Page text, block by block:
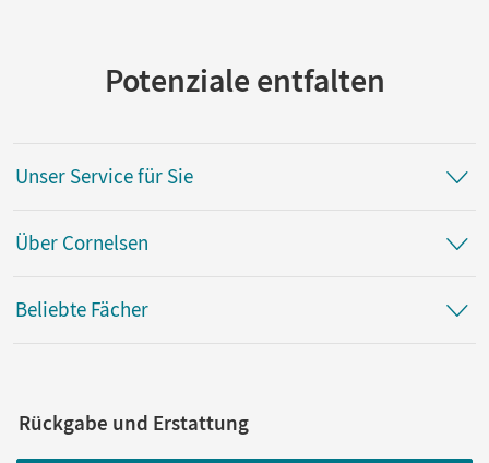
Potenziale entfalten
Unser Service für Sie
Über Cornelsen
Beliebte Fächer
Rückgabe und Erstattung